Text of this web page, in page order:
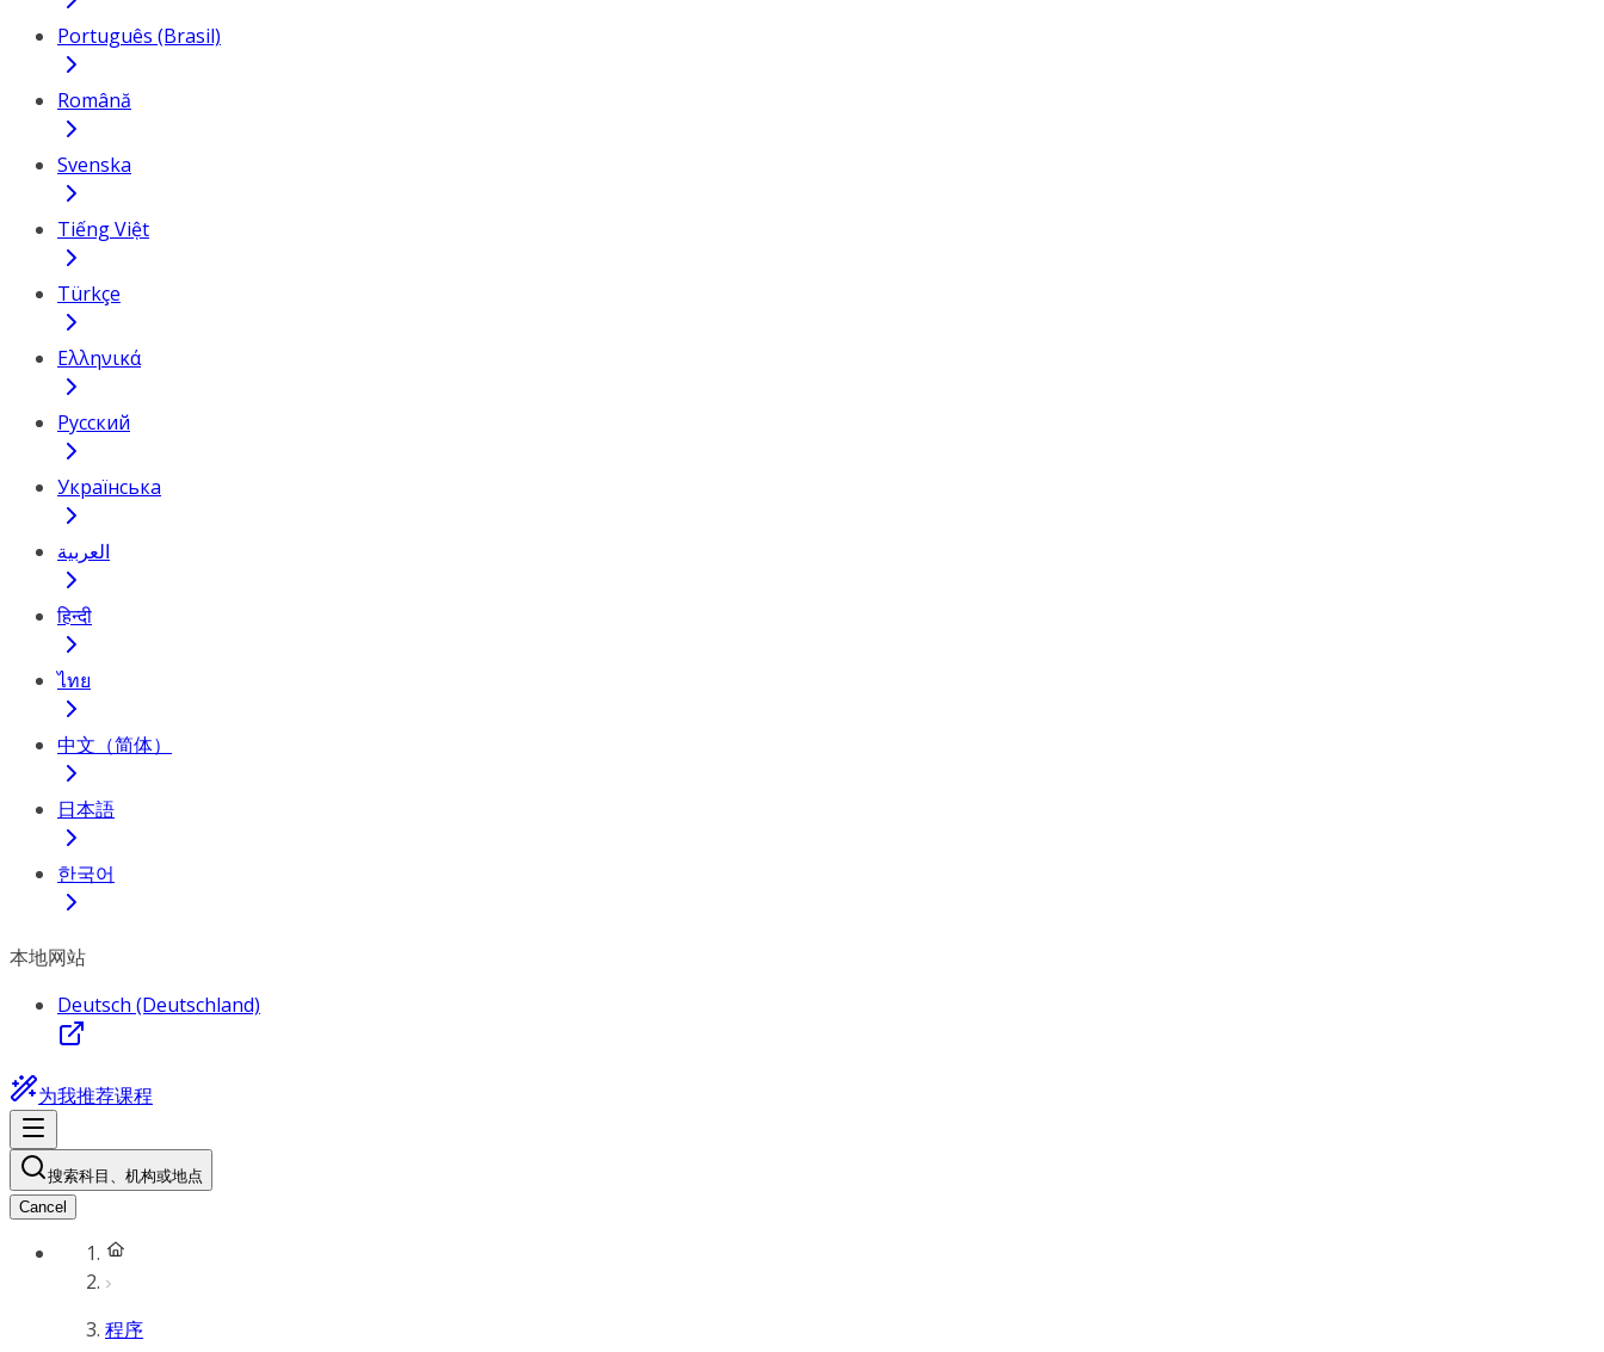
Português (Brasil)
Română
Svenska
Tiếng Việt
Türkçe
Ελληνικά
Русский
Українська
العربية
हिन्दी
ไทย
中文（简体）
日本語
한국어
本地网站
Deutsch (Deutschland)
为我推荐课程
搜索科目、机构或地点
Cancel
程序